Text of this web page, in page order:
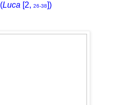
(Luca [2, 26-38])